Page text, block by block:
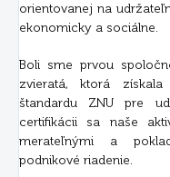
orientovanej na
ekonomicky a sociálne.
Boli sme prvou
zvieratá, ktorá
štandardu ZNU pre
certifikácii sa naše
merateľnými a
podnikové riadenie.